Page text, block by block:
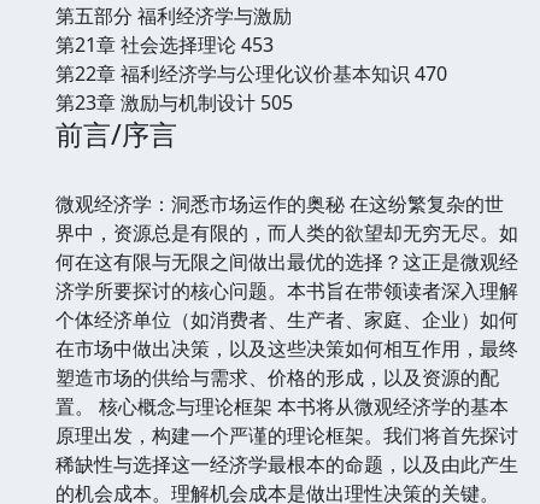
第五部分 福利经济学与激励
第21章 社会选择理论 453
第22章 福利经济学与公理化议价基本知识 470
第23章 激励与机制设计 505
前言/序言
微观经济学：洞悉市场运作的奥秘 在这纷繁复杂的世
界中，资源总是有限的，而人类的欲望却无穷无尽。如
何在这有限与无限之间做出最优的选择？这正是微观经
济学所要探讨的核心问题。本书旨在带领读者深入理解
个体经济单位（如消费者、生产者、家庭、企业）如何
在市场中做出决策，以及这些决策如何相互作用，最终
塑造市场的供给与需求、价格的形成，以及资源的配
置。 核心概念与理论框架 本书将从微观经济学的基本
原理出发，构建一个严谨的理论框架。我们将首先探讨
稀缺性与选择这一经济学最根本的命题，以及由此产生
的机会成本。理解机会成本是做出理性决策的关键。